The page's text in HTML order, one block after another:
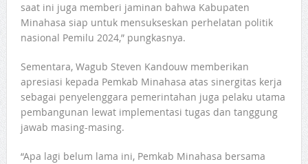
saat ini juga memberi jaminan bahwa Kabupaten
Minahasa siap untuk mensukseskan perhelatan politik
nasional Pemilu 2024,” pungkasnya.
Sementara, Wagub Steven Kandouw memberikan
apresiasi kepada Pemkab Minahasa atas sinergitas kerja
sebagai penyelenggara pemerintahan juga pelaku utama
pembangunan lewat implementasi tugas dan tanggung
jawab masing-masing.
“Apa lagi belum lama ini, Pemkab Minahasa bersama